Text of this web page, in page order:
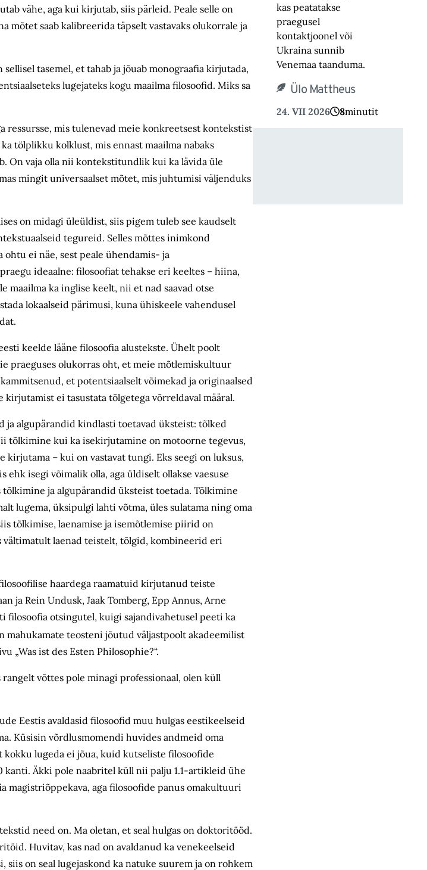
vähe, aga kui kirjutab, siis pärleid. Peale selle on
mõtet saab kalibreerida täpselt vastavaks olukorrale ja
tasemel, et tahab ja jõuab monograafia kirjutada,
lugejateks kogu maailma filosoofid. Miks sa
ressursse, mis tulenevad meie konkreetsest kontekstist
tölplikku kolklust, mis ennast maailma nabaks
On vaja olla nii kontekstitundlik kui ka lävida üle
mingit universaalset mõtet, mis juhtumisi väljenduks
on midagi üleüldist, siis pigem tuleb see kaudselt
tegureid. Selles mõttes inimkond
ohtu ei näe, sest peale ühendamis- ja
ideaalne: filosoofiat tehakse eri keeltes – hiina,
maailma ka inglise keelt, nii et nad saavad otse
lokaalseid pärimusi, kuna ühiskeele vahendusel
keelde lääne filosoofia alustekste. Ühelt poolt
praeguses olukorras oht, et meie mõtlemiskultuur
et potentsiaalselt võimekad ja originaalsed
ei tasustata tõlgetega võrreldaval määral.
ja algupärandid kindlasti toetavad üksteist: tõlked
tõlkimine kui ka isekirjutamine on motoorne tegevus,
– kui on vastavat tungi. Eks seegi on luksus,
isegi võimalik olla, aga üldiselt ollakse vaesuse
ja algupärandid üksteist toetada. Tõlkimine
lugema, üksipulgi lahti võtma, üles sulatama ning oma
tõlkimise, laenamise ja isemõtlemise piirid on
laenad teistelt, tõlgid, kombineerid eri
haardega raamatuid kirjutanud teiste
ja Rein Undusk, Jaak Tomberg, Epp Annus, Arne
filosoofia otsingutel, kuigi sajandivahetusel peeti ka
mahukamate teosteni jõutud väljastpoolt akadeemilist
„Was ist des Esten Philosophie?“.
võttes pole minagi professionaal, olen küll
Eestis avaldasid filosoofid muu hulgas eestikeelseid
Küsisin võrdlusmomendi huvides andmeid oma
lugeda ei jõua, kuid kutseliste filosoofide
kanti. Äkki pole naabritel küll nii palju 1.1-artikleid ühe
aga filosoofide panus omakultuuri
need on. Ma oletan, et seal hulgas on doktoritööd.
Huvitav, kas nad on avaldanud ka venekeelseid
on seal lugejaskond ka natuke suurem ja on rohkem
kas peatatakse
praegusel
kontaktjoonel või
Ukraina sunnib
Venemaa taanduma.
Ülo Mattheus
24. VII 2026 8minutit